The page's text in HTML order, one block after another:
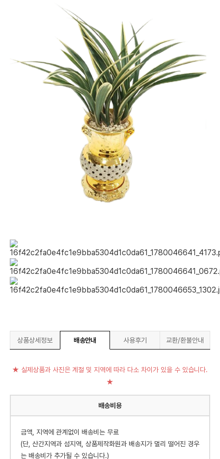
상품상세정보 배송안내 사용후기 교환/환불안내
★ 실제상품과 사진은 계절 및 지역에 따라 다소 차이가 있을 수 있습니다.
★
배송비용
금액, 지역에 관계없이 배송비는 무료
(단, 산간지역과 섬지역, 상품제작화원과 배송지가 멀리 떨어진 경우
는 배송비가 추가될 수 있습니다.)